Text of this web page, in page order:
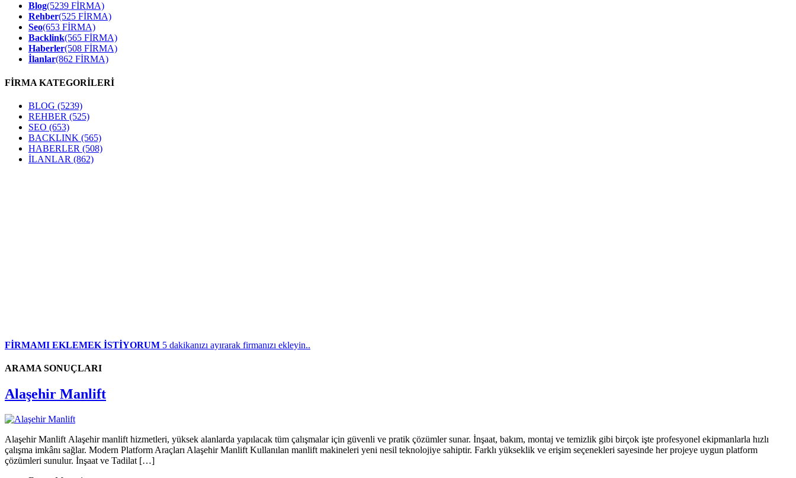
Blog(5239 FİRMA)
Rehber(525 FİRMA)
Seo(653 FİRMA)
Backlink(565 FİRMA)
Haberler(508 FİRMA)
İlanlar(862 FİRMA)
FİRMA KATEGORİLERİ
BLOG (5239)
REHBER (525)
SEO (653)
BACKLINK (565)
HABERLER (508)
İLANLAR (862)
FİRMAMI EKLEMEK İSTİYORUM 5 dakikanızı ayırarak firmanızı ekleyin..
ARAMA SONUÇLARI
Alaşehir Manlift
Alaşehir Manlift Alaşehir manlift hizmetleri, yüksek alanlarda yapılacak tüm çalışmalar için güvenli ve pratik çözümler sunar. İnşaat, bakım, montaj ve temizlik gibi birçok işte profesyonel ekipmanlarla hızlı
çalışma imkânı sağlar. Modern Platform Araçları Alaşehir Manlift Kullanılan manlift makineleri yeni nesil teknolojiye sahiptir. Farklı yükseklik ve erişim seçenekleri sayesinde her projeye uygun platform
çözümleri sunulur. İnşaat ve Tadilat […]